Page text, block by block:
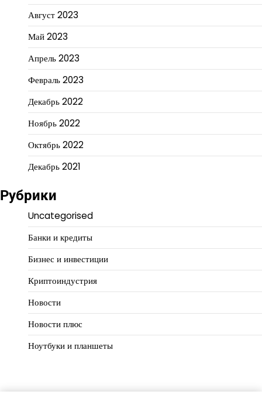
Август 2023
Май 2023
Апрель 2023
Февраль 2023
Декабрь 2022
Ноябрь 2022
Октябрь 2022
Декабрь 2021
Рубрики
Uncategorised
Банки и кредиты
Бизнес и инвестиции
Криптоиндустрия
Новости
Новости плюс
Ноутбуки и планшеты